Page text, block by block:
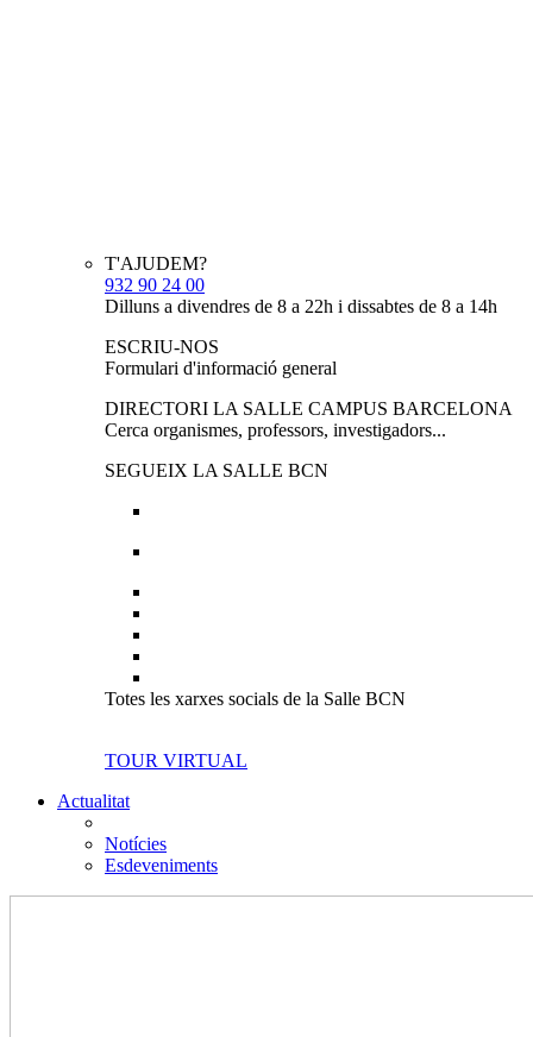
T'AJUDEM?
932 90 24 00
Dilluns a divendres de 8 a 22h i dissabtes de 8 a 14h
ESCRIU-NOS
Formulari d'informació general
DIRECTORI LA SALLE CAMPUS BARCELONA
Cerca organismes, professors, investigadors...
SEGUEIX LA SALLE BCN
Totes les xarxes socials de la Salle BCN
TOUR VIRTUAL
Actualitat
Notícies
Esdeveniments